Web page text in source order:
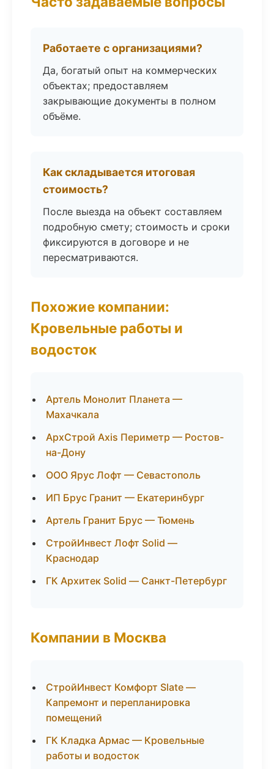
Работаете с организациями?
Да, богатый опыт на коммерческих
объектах; предоставляем
закрывающие документы в полном
объёме.
Как складывается итоговая
стоимость?
После выезда на объект составляем
подробную смету; стоимость и сроки
фиксируются в договоре и не
пересматриваются.
Похожие компании:
Кровельные работы и
водосток
Артель Монолит Планета —
Махачкала
АрхСтрой Axis Периметр — Ростов-
на-Дону
ООО Ярус Лофт — Севастополь
ИП Брус Гранит — Екатеринбург
Артель Гранит Брус — Тюмень
СтройИнвест Лофт Solid —
Краснодар
ГК Архитек Solid — Санкт-Петербург
Компании в Москва
СтройИнвест Комфорт Slate —
Капремонт и перепланировка
помещений
ГК Кладка Армас — Кровельные
работы и водосток